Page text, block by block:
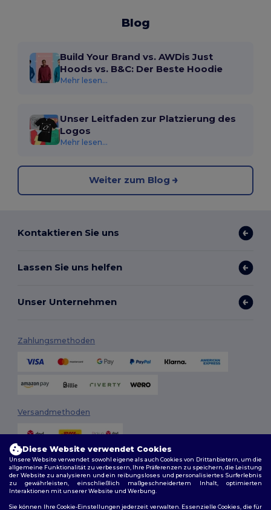
Blog
Build Your Brand vs. AWDis Just
Hoods vs. B&C: Der Beste Hoodie
Mehr lesen...
Unser Leitfaden zur Platzierung des
Logos
Mehr lesen...
Weiter zum Blog
Kontaktieren Sie uns
Lassen Sie uns helfen
Unser Unternehmen
Zahlungsmethoden
Versandmethoden
Diese Website verwendet Cookies
Unsere Website verwendet sowohl eigene als auch Cookies von Drittanbietern, um die
allgemeine Funktionalität zu verbessern, Ihre Präferenzen zu speichern, die Leistung
der Website zu analysieren und ein reibungsloses und personalisiertes Surferlebnis
zu gewährleisten, einschließlich maßgeschneidertem Inhalt, optimierten
Interaktionen mit unserer Website und Werbung.
Sie können Ihre Cookie-Einstellungen jederzeit verwalten. Essenzielle Cookies, die für